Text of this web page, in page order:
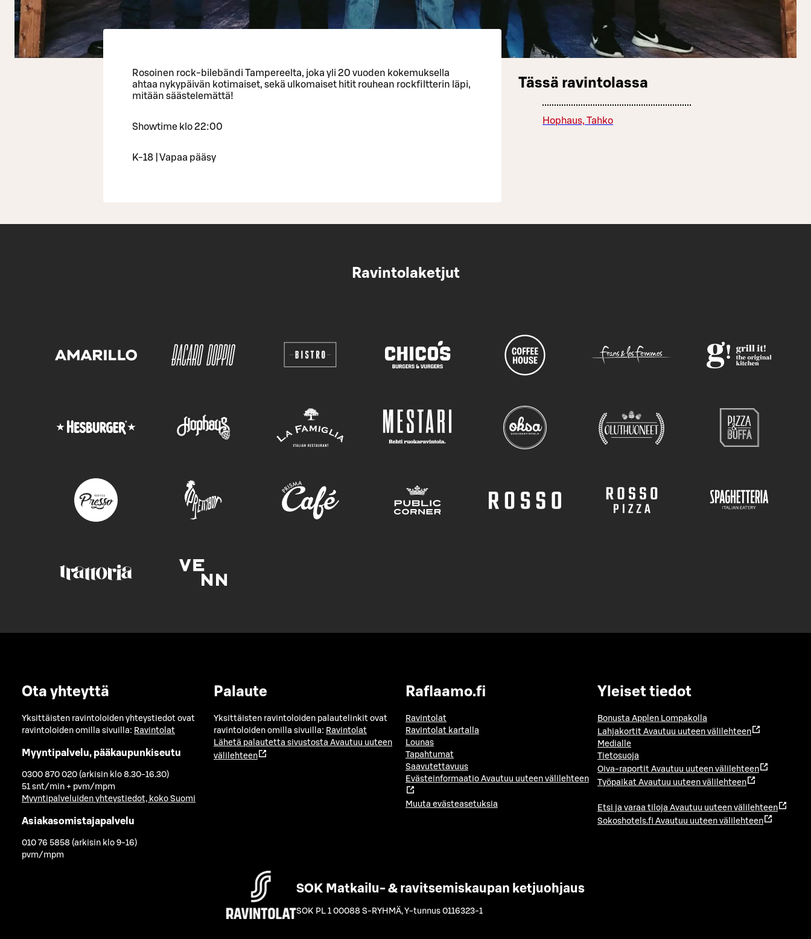
Rosoinen rock-bilebändi Tampereelta, joka yli 20 vuoden kokemuksella
ahtaa nykypäivän kotimaiset, sekä ulkomaiset hitit rouhean rockfiltterin läpi,
mitään säästelemättä!
Showtime klo 22:00
K-18 | Vapaa pääsy
Tässä ravintolassa
Hophaus, Tahko
Ravintolaketjut
Ota yhteyttä
Yksittäisten ravintoloiden yhteystiedot ovat
ravintoloiden omilla sivuilla: Ravintolat
Myyntipalvelu, pääkaupunkiseutu
0300 870 020 (arkisin klo 8.30-16.30)
51 snt/min + pvm/mpm
Myyntipalveluiden yhteystiedot, koko Suomi
Asiakasomistajapalvelu
010 76 5858 (arkisin klo 9-16)
pvm/mpm
Palaute
Yksittäisten ravintoloiden palautelinkit ovat
ravintoloiden omilla sivuilla: Ravintolat
Lähetä palautetta sivustosta Avautuu uuteen
välilehteen
Raflaamo.fi
Ravintolat
Ravintolat kartalla
Lounas
Tapahtumat
Saavutettavuus
Evästeinformaatio Avautuu uuteen välilehteen
Muuta evästeasetuksia
Yleiset tiedot
Bonusta Applen Lompakolla
Lahjakortit Avautuu uuteen välilehteen
Medialle
Tietosuoja
Oiva-raportit Avautuu uuteen välilehteen
Työpaikat Avautuu uuteen välilehteen
Etsi ja varaa tiloja Avautuu uuteen välilehteen
Sokoshotels.fi Avautuu uuteen välilehteen
SOK Matkailu- & ravitsemiskaupan ketjuohjaus
SOK PL 1 00088 S-RYHMÄ,Y-tunnus 0116323-1